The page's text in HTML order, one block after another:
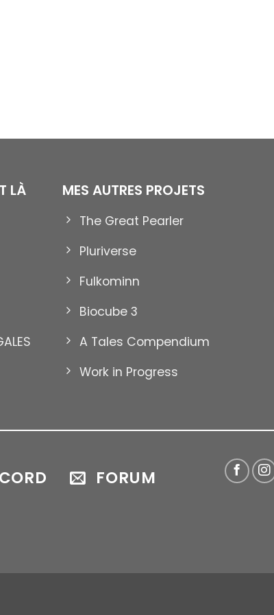
LÀ MES AUTRES PROJETS
The Great Pearler
Pluriverse
Fulkominn
Biocube 3
A Tales Compendium
Work in Progress
DES NUAGES BULLES
FORUM